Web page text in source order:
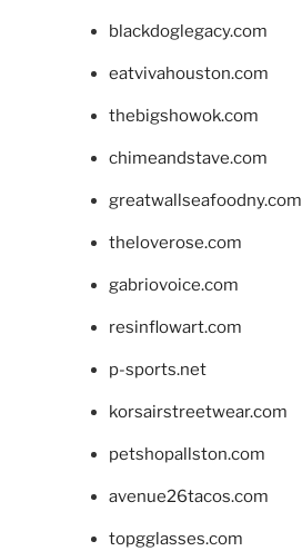
blackdoglegacy.com
eatvivahouston.com
thebigshowok.com
chimeandstave.com
greatwallseafoodny.com
theloverose.com
gabriovoice.com
resinflowart.com
p-sports.net
korsairstreetwear.com
petshopallston.com
avenue26tacos.com
topgglasses.com